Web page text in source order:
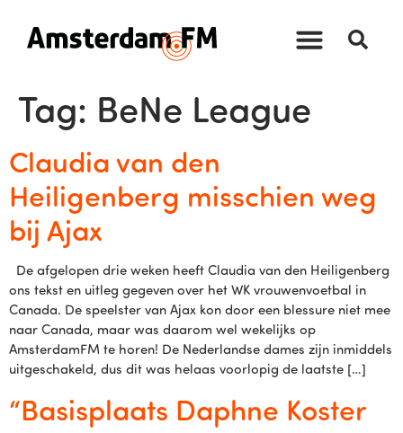
Tag: BeNe League
Claudia van den
Heiligenberg misschien weg
bij Ajax
De afgelopen drie weken heeft Claudia van den Heiligenberg
ons tekst en uitleg gegeven over het WK vrouwenvoetbal in
Canada. De speelster van Ajax kon door een blessure niet mee
naar Canada, maar was daarom wel wekelijks op
AmsterdamFM te horen! De Nederlandse dames zijn inmiddels
uitgeschakeld, dus dit was helaas voorlopig de laatste […]
“Basisplaats Daphne Koster